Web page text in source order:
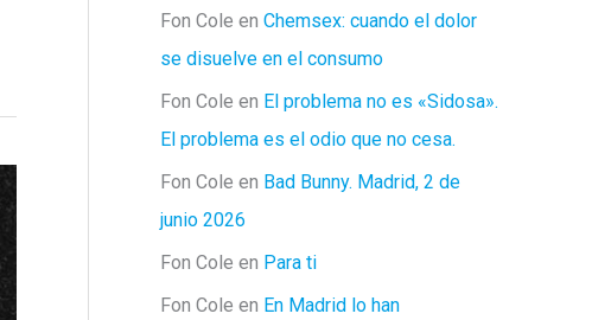
Fon Cole en Chemsex: cuando el dolor
se disuelve en el consumo
Fon Cole en El problema no es «Sidosa».
El problema es el odio que no cesa.
Fon Cole en Bad Bunny. Madrid, 2 de
junio 2026
Fon Cole en Para ti
Fon Cole en En Madrid lo han